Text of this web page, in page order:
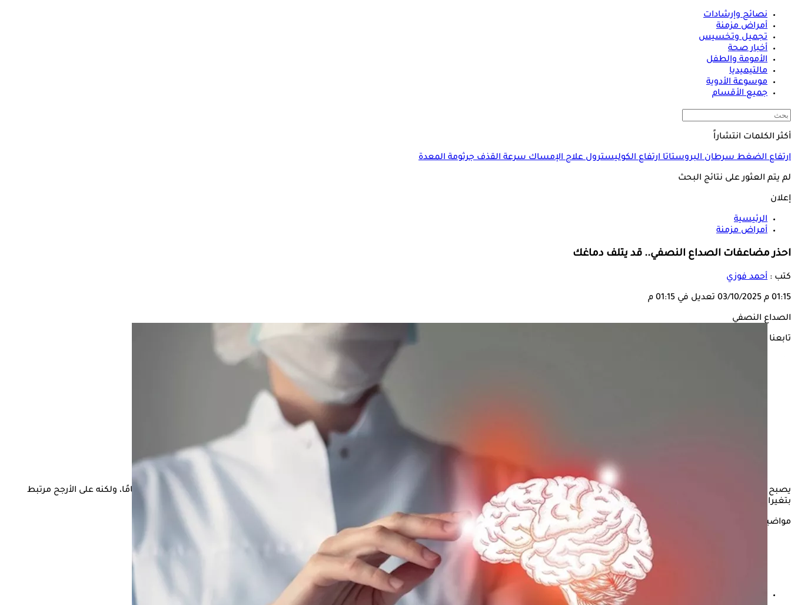
نصائح وإرشادات
أمراض مزمنة
تجميل وتخسيس
أخبار صحة
الأمومة والطفل
مالتيميديا
موسوعة الأدوية
جميع الأقسام
أكثر الكلمات انتشاراً
ارتفاع الضغطسرطان البروستاتاارتفاع الكوليسترولعلاج الإمساكسرعة القذفجرثومة المعدة
لم يتم العثور على نتائج البحث
إعلان
الرئيسية
أمراض مزمنة
احذر مضاعفات الصداع النصفي.. قد يتلف دماغك
كتب : أحمد فوزي
01:15 م 03/10/2025 تعديل في 01:15 م
الصداع النصفي
تابعنا على
يصبح المصابين بالصداع النصفي، وخاصةً المصحوب بهالة، أكثر عرضة للإصابة بهذه الآفات الدماغية وهي تلف الدماغ مع مرور الوقت، فيما يظل السبب الدقيق غير مفهوم تمامًا، ولكنه على الأرجح مرتبط
بتغيرات في تدفق الدم أثناء نوبات الصداع النصفي.
مواضيع ذات صلة